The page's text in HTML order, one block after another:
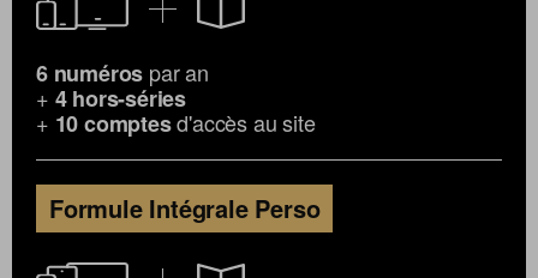
6 numéros par an
+ 4 hors-séries
+ 10 comptesd'accès au site
Formule Intégrale Perso